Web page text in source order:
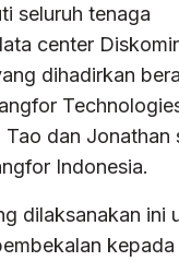
seluruh tenaga
center
dihadirkan
Tao dan Jonathan
Indonesia.
dilaksanakan ini